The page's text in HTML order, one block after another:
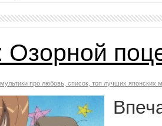
про любовь, список, топ лучших японских